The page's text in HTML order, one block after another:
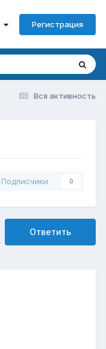
Регистрация
Вся активность
Подписчики 0
Ответить